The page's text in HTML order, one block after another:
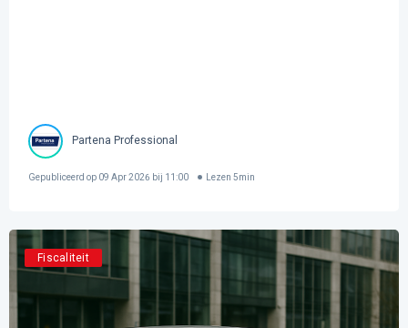
Partena Professional
Gepubliceerd op 09 Apr 2026 bij 11:00 Lezen 5min
Fiscaliteit